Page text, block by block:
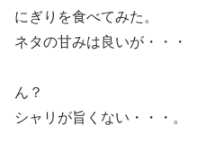
にぎりを食べてみた。
ネタの甘みは良いが・・・
ん？
シャリが旨くない・・・。